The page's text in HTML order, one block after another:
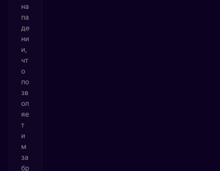
на
па
де
ни
и,
чт
о
по
зв
ол
яе
т
и
м
за
бр